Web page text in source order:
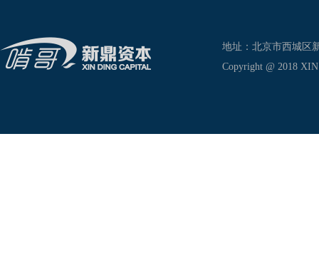
地址：北京市西城区
Copyright @ 2018